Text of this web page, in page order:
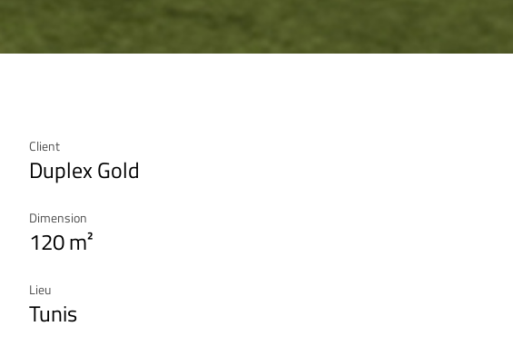
Client
Duplex Gold
Dimension
120 m²
Lieu
Tunis